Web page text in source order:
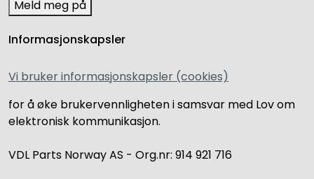
Meld meg på
Informasjonskapsler
Vi bruker informasjonskapsler (cookies)
for å øke brukervennligheten i samsvar med Lov om
elektronisk kommunikasjon.
VDL Parts Norway AS - Org.nr: 914 921 716